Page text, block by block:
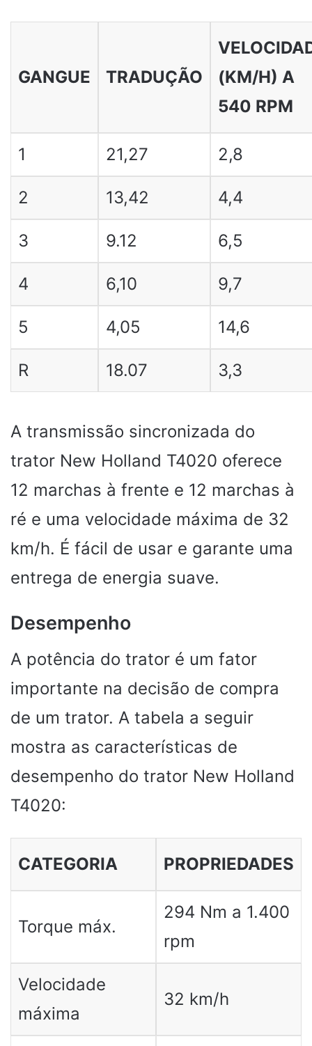
GANGUE TRADUÇÃO
(KM/H) A
540 RPM
1 21,27 2,8
2 13,42 4,4
3 9.12 6,5
4 6,10 9,7
5 4,05 14,6
R 18.07 3,3
A transmissão sincronizada do
trator New Holland T4020 oferece
12 marchas à frente e 12 marchas à
ré e uma velocidade máxima de 32
km/h. É fácil de usar e garante uma
entrega de energia suave.
Desempenho
A potência do trator é um fator
importante na decisão de compra
de um trator. A tabela a seguir
mostra as características de
desempenho do trator New Holland
T4020:
CATEGORIA PROPRIEDADES
Torque máx.
294 Nm a 1.400
rpm
Velocidade
máxima
32 km/h